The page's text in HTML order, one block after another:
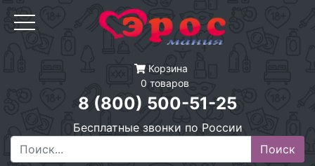
Корзина
0 товаров
8 (800) 500-51-25
Бесплатные звонки по России